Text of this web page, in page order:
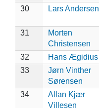
30 Lars Andersen
31
Morten
Christensen
32 Hans Ægidius
33
Jørn Vinther
Sørensen
34
Allan Kjær
Villesen